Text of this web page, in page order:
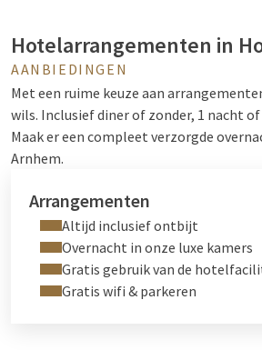
Hotelarrangementen in
AANBIEDINGEN
Met een ruime keuze aan
wils. Inclusief diner of zonder, 1 nacht
Maak er een compleet verzorgde
Arnhem.
Arrangementen
Altijd inclusief ontbijt
Overnacht in onze luxe kamers
Gratis gebruik van de
Gratis wifi & parkeren